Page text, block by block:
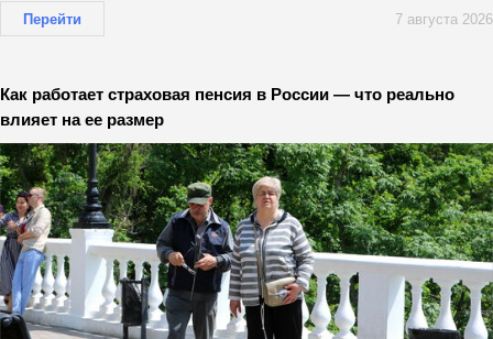
Перейти 7 августа 2026
Как работает страховая пенсия в России — что реально
влияет на ее размер